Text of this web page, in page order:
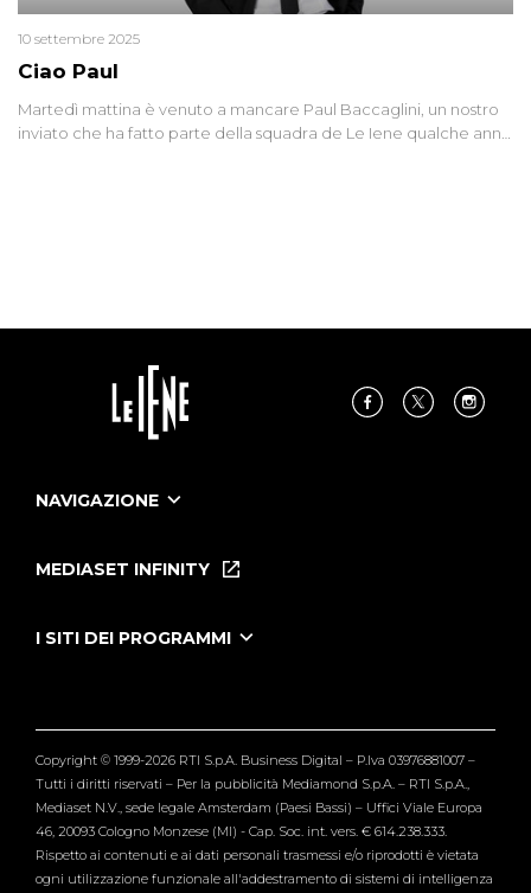
Ciao Paul
10 settembre 2025
Martedì mattina è venuto a mancare Paul Baccaglini, un nostro
inviato che ha fatto parte della squadra de Le Iene qualche anno
NAVIGAZIONE
Le Iene Presentano Inside
Tutti i servizi
MEDIASET INFINITY
I SITI DEI PROGRAMMI
Verissimo
Copyright © 1999-2026 RTI S.p.A. Business Digital – P.Iva 03976881007 –
Tutti i diritti riservati – Per la pubblicità Mediamond S.p.A. – RTI S.p.A.,
Mediaset N.V., sede legale Amsterdam (Paesi Bassi) – Uffici Viale Europa
46, 20093 Cologno Monzese (MI) - Cap. Soc. int. vers. € 614.238.333.
Rispetto ai contenuti e ai dati personali trasmessi e/o riprodotti è vietata
ogni utilizzazione funzionale all'addestramento di sistemi di intelligenza